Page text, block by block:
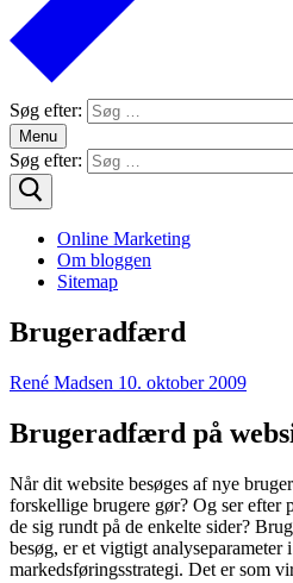
Søg efter:
Menu
Søg efter:
Online Marketing
Om bloggen
Sitemap
Brugeradfærd
René Madsen 10. oktober 2009
Brugeradfærd på
Når dit website besøges af nye
forskellige brugere gør? Og ser efter
de sig rundt på de enkelte sider?
besøg, er et vigtigt analyseparameter
markedsføringsstrategi. Det er som